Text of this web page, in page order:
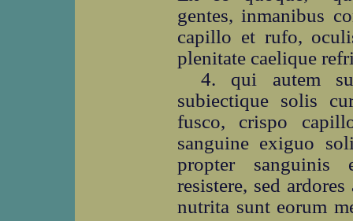
gentes, inmanibus
capillo et rufo,
plenitate caelique
4. qui autem
subiectique solis
fusco, crispo
sanguine exiguo
propter sanguinis
resistere, sed
nutrita sunt eorum